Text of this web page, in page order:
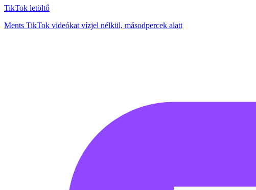
TikTok letöltő
Ments TikTok videókat vízjel nélkül, másodpercek alatt